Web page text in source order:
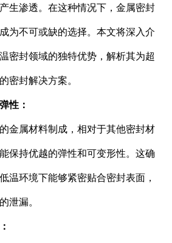
生渗透。在这种情况下，金属密封
为不可或缺的选择。本文将深入介
密封领域的独特优势，解析其为超
密封解决方案。
性：
金属材料制成，相对于其他密封材
保持优越的弹性和可变形性。这确
温环境下能够紧密贴合密封表面，
泄漏。